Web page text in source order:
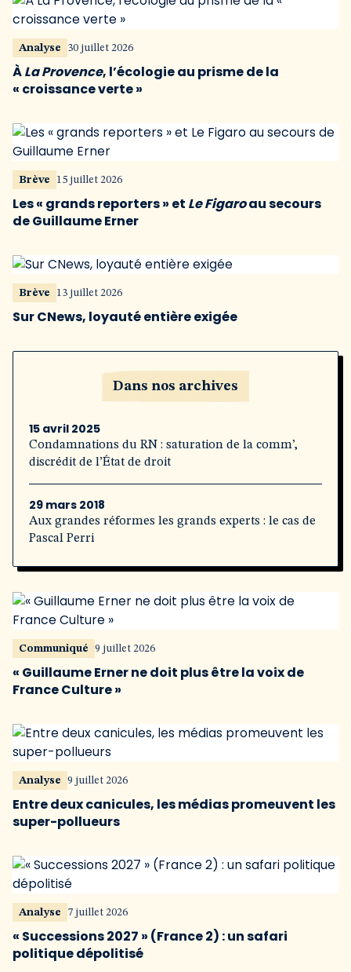
Analyse 30 juillet 2026
ÀLa Provence, l’écologie au prisme de la
« croissance verte »
Brève 15 juillet 2026
Les « grands reporters » et Le Figaroau secours
de Guillaume Erner
Brève 13 juillet 2026
Sur CNews, loyauté entière exigée
Dans nos archives
15 avril 2025
Condamnations du RN : saturation de la comm’,
discrédit de l’État de droit
29 mars 2018
Aux grandes réformes les grands experts : le cas de
Pascal Perri
Communiqué 9 juillet 2026
« Guillaume Erner ne doit plus être la voix de
France Culture »
Analyse 9 juillet 2026
Entre deux canicules, les médias promeuvent les
super-pollueurs
Analyse 7 juillet 2026
« Successions 2027 » (France 2) : un safari
politique dépolitisé